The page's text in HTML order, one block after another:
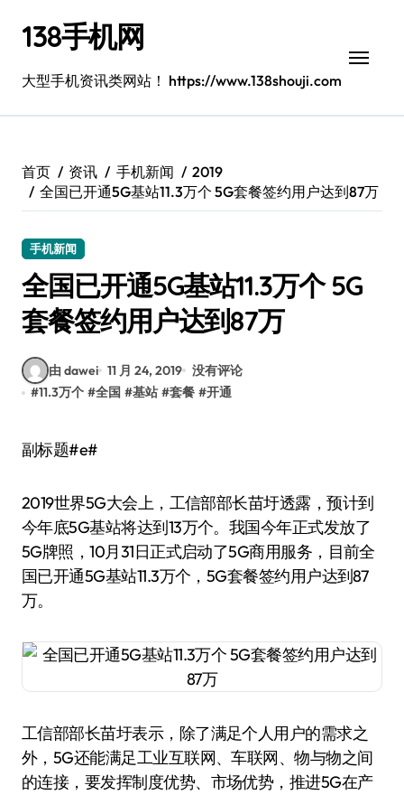
138手机网
大型手机资讯类网站！ https://www.138shouji.com
首页 资讯 手机新闻
2019
全国已开通5G基站11.3万个 5G套餐签约用户达到87万
手机新闻
全国已开通5G基站11.3万个 5G
套餐签约用户达到87万
由 dawei 11 月 24, 2019 没有评论
#11.3万个 #全国 #基站 #套餐 #开通
副标题#e#
2019世界5G大会上，工信部部长苗圩透露，预计到
今年底5G基站将达到13万个。我国今年正式发放了
5G牌照，10月31日正式启动了5G商用服务，目前全
国已开通5G基站11.3万个，5G套餐签约用户达到87
万。
工信部部长苗圩表示，除了满足个人用户的需求之
外，5G还能满足工业互联网、车联网、物与物之间
的连接，要发挥制度优势、市场优势，推进5G在产